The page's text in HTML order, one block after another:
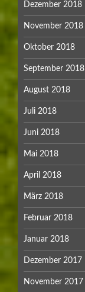
Dezember 2018
November 2018
Oktober 2018
September 2018
August 2018
Juli 2018
Juni 2018
Mai 2018
April 2018
März 2018
Februar 2018
Januar 2018
Dezember 2017
November 2017